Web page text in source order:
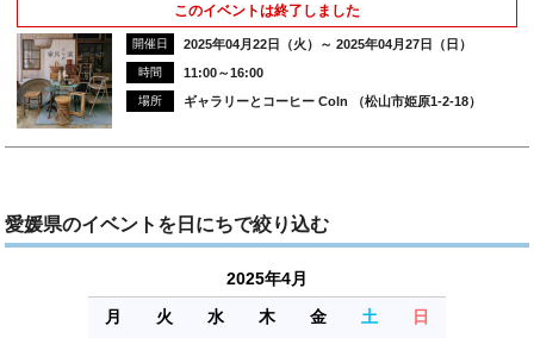
このイベントは終了しました
開催日 2025年04月22日（火）～ 2025年04月27日（日）
時間 11:00～16:00
場所 ギャラリーとコーヒー Coln （松山市姫原1-2-18）
愛媛県のイベントを日にちで絞り込む
2025年4月
月
火 水 木 金 土 日